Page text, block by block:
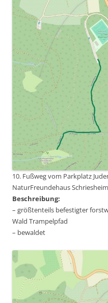
10. Fußweg vom Parkplatz
NaturFreundehaus
Beschreibung:
– größtenteils befestigter
Wald Trampelpfad
– bewaldet